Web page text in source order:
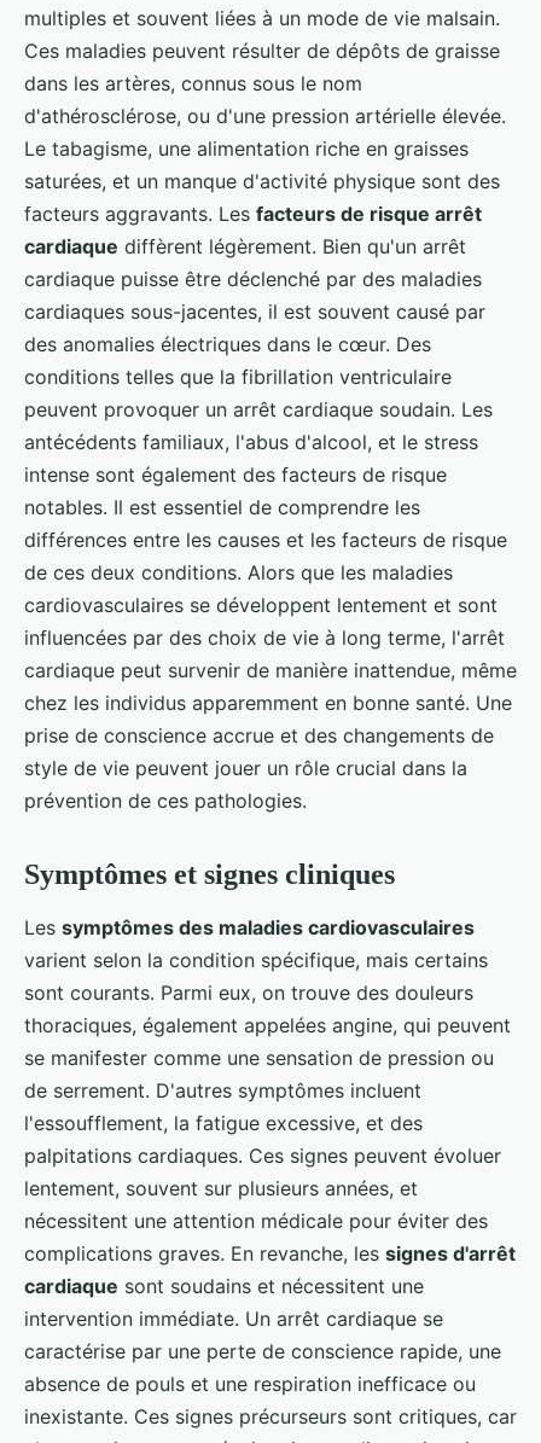
multiples et souvent liées à un mode de vie malsain.
Ces maladies peuvent résulter de dépôts de graisse
dans les artères, connus sous le nom
d'athérosclérose, ou d'une pression artérielle élevée.
Le tabagisme, une alimentation riche en graisses
saturées, et un manque d'activité physique sont des
facteurs aggravants. Les facteurs de risque arrêt
cardiaque diffèrent légèrement. Bien qu'un arrêt
cardiaque puisse être déclenché par des maladies
cardiaques sous-jacentes, il est souvent causé par
des anomalies électriques dans le cœur. Des
conditions telles que la fibrillation ventriculaire
peuvent provoquer un arrêt cardiaque soudain. Les
antécédents familiaux, l'abus d'alcool, et le stress
intense sont également des facteurs de risque
notables. Il est essentiel de comprendre les
différences entre les causes et les facteurs de risque
de ces deux conditions. Alors que les maladies
cardiovasculaires se développent lentement et sont
influencées par des choix de vie à long terme, l'arrêt
cardiaque peut survenir de manière inattendue, même
chez les individus apparemment en bonne santé. Une
prise de conscience accrue et des changements de
style de vie peuvent jouer un rôle crucial dans la
prévention de ces pathologies.
Symptômes et signes cliniques
Les symptômes des maladies cardiovasculaires
varient selon la condition spécifique, mais certains
sont courants. Parmi eux, on trouve des douleurs
thoraciques, également appelées angine, qui peuvent
se manifester comme une sensation de pression ou
de serrement. D'autres symptômes incluent
l'essoufflement, la fatigue excessive, et des
palpitations cardiaques. Ces signes peuvent évoluer
lentement, souvent sur plusieurs années, et
nécessitent une attention médicale pour éviter des
complications graves. En revanche, les signes d'arrêt
cardiaque sont soudains et nécessitent une
intervention immédiate. Un arrêt cardiaque se
caractérise par une perte de conscience rapide, une
absence de pouls et une respiration inefficace ou
inexistante. Ces signes précurseurs sont critiques, car